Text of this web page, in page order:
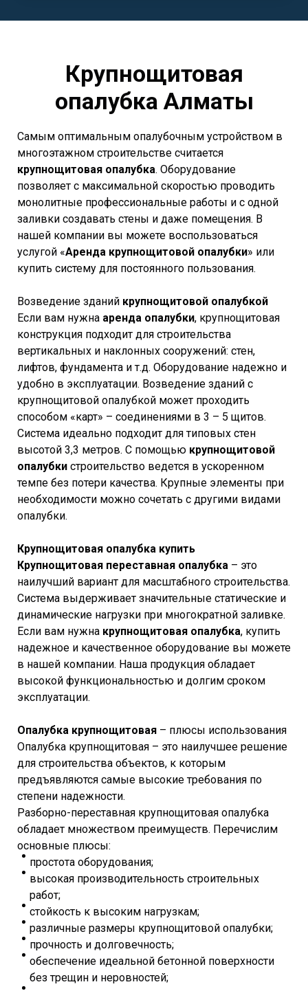
Крупнощитовая
опалубка Алматы
Самым оптимальным опалубочным устройством в
многоэтажном строительстве считается
крупнощитовая опалубка. Оборудование
позволяет с максимальной скоростью проводить
монолитные профессиональные работы и с одной
заливки создавать стены и даже помещения. В
нашей компании вы можете воспользоваться
услугой «Аренда крупнощитовой опалубки» или
купить систему для постоянного пользования.
Возведение зданий крупнощитовой опалубкой
Если вам нужна аренда опалубки, крупнощитовая
конструкция подходит для строительства
вертикальных и наклонных сооружений: стен,
лифтов, фундамента и т.д. Оборудование надежно и
удобно в эксплуатации. Возведение зданий с
крупнощитовой опалубкой может проходить
способом «карт» – соединениями в 3 – 5 щитов.
Система идеально подходит для типовых стен
высотой 3,3 метров. С помощью крупнощитовой
опалубки строительство ведется в ускоренном
темпе без потери качества. Крупные элементы при
необходимости можно сочетать с другими видами
опалубки.
Крупнощитовая опалубка купить
Крупнощитовая переставная опалубка – это
наилучший вариант для масштабного строительства.
Система выдерживает значительные статические и
динамические нагрузки при многократной заливке.
Если вам нужна крупнощитовая опалубка, купить
надежное и качественное оборудование вы можете
в нашей компании. Наша продукция обладает
высокой функциональностью и долгим сроком
эксплуатации.
Опалубка крупнощитовая – плюсы использования
Опалубка крупнощитовая – это наилучшее решение
для строительства объектов, к которым
предъявляются самые высокие требования по
степени надежности.
Разборно-переставная крупнощитовая опалубка
обладает множеством преимуществ. Перечислим
основные плюсы:
простота оборудования;
высокая производительность строительных
работ;
стойкость к высоким нагрузкам;
различные размеры крупнощитовой опалубки;
прочность и долговечность;
обеспечение идеальной бетонной поверхности
без трещин и неровностей;